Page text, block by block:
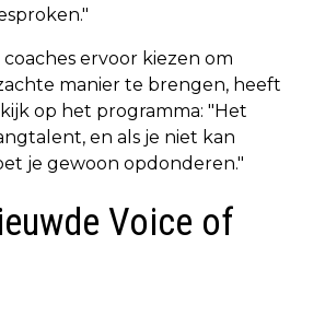
ervoor kiezen om
manier te brengen, heeft
op het programma: "Het
en als je niet kan
je gewoon opdonderen."
Voice of